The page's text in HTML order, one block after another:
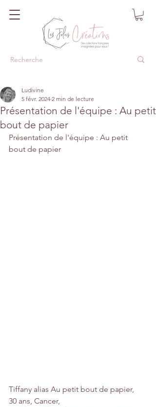
Présentation de l'équipe : Au petit
bout de papier
Ludivine
5 févr. 2024 2 min de lecture
Présentation de l'équipe : Au petit
bout de papier
Tiffany alias Au petit bout de papier,
30 ans, Cancer,